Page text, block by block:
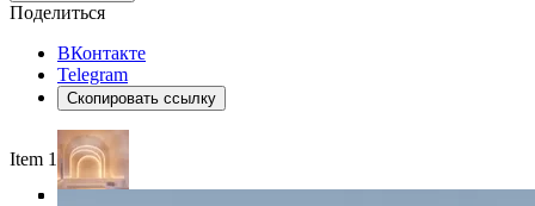
Поделиться
ВКонтакте
Telegram
Скопировать ссылку
Item 1 of 4